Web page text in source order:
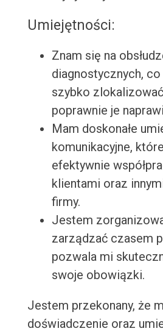
Umiejętności:
Znam się na
diagnostycznych,
szybko
poprawnie je
Mam doskonałe
komunikacyjne,
efektywnie
klientami oraz
firmy.
Jestem
zarządzać czasem
pozwala mi
swoje obowiązki.
Jestem przekonany, że
doświadczenie oraz